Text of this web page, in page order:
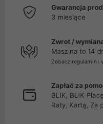
Gwarancja
3 miesiące
Zwrot /
Masz na to 14
Zobacz regulamin i
Zapłać za
BLIK, BLIK
Raty, Kartą, Za